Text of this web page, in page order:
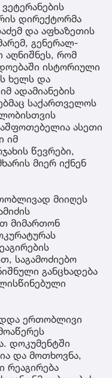
დირექტორმა
და აფხაზეთის
გენერალ-
აღნიშნეს, რომ
ისტორიული
ხელს და
ადამიანების
საქართველოს
ასეთი
იმ
წევრები,
მიერ იქნენ
მიიღეს
მიმართონ
საგამოძიებო
განცხადება
ერთობლივი
დოკუმენტში
და მოთხოვნა,
რეაგირება